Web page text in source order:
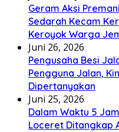
Geram Aksi
Sedarah Kecam
Keroyok Warga
Juni 26, 2026
Pengusaha Besi
Pengguna Jalan,
Dipertanyakan
Juni 25, 2026
Dalam Waktu 5
Loceret Ditangkap